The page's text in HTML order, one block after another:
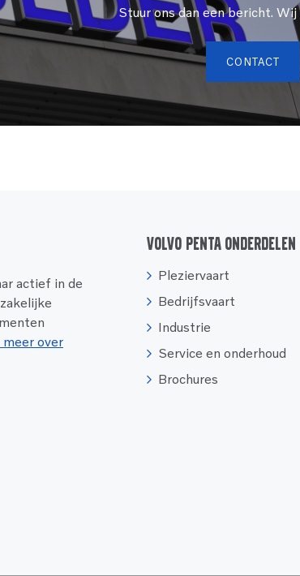
Stuur ons dan een bericht. Wij
CONTACT
actief in de
meer over
Volvo Penta onderdelen
Pleziervaart
Bedrijfsvaart
Industrie
Service en onderhoud
Brochures